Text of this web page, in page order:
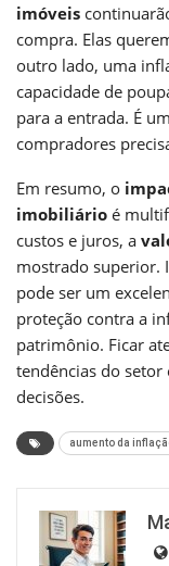
imóveis
compra. Elas
outro lado, uma
capacidade de
para a entrada. É
compradores
Em resumo, o
imobiliário é
custos e juros, a
mostrado superior.
pode ser um
proteção contra a
patrimônio. Ficar
tendências do setor
decisões.
aumento da